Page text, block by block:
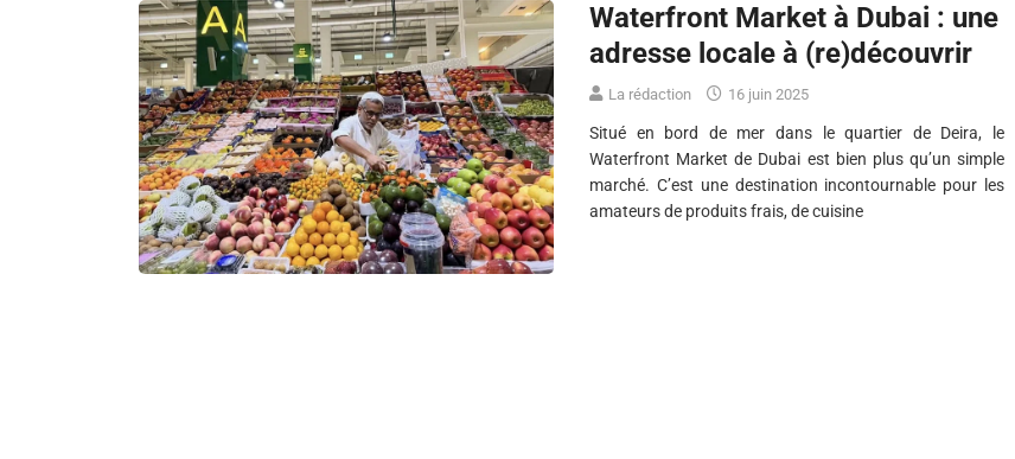
Waterfront Market à Dubai : une
adresse locale à (re)découvrir
La rédaction 16 juin 2025
Situé en bord de mer dans le quartier de Deira, le
Waterfront Market de Dubai est bien plus qu’un simple
marché. C’est une destination incontournable pour les
amateurs de produits frais, de cuisine